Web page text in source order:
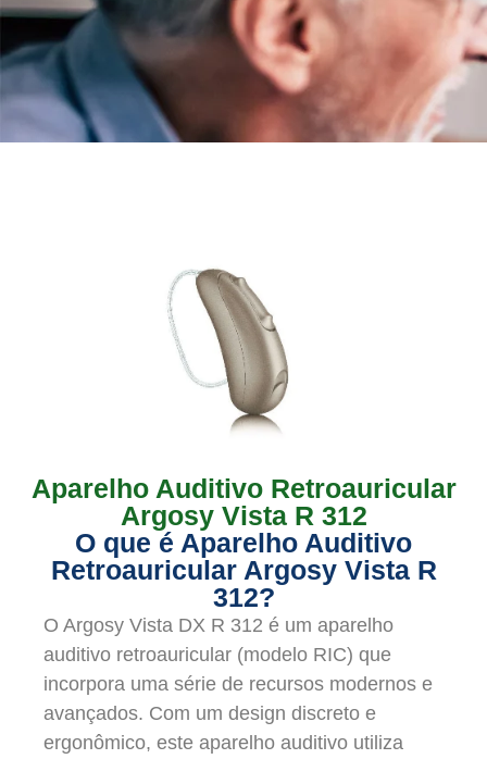
Aparelho Auditivo Retroauricular
Argosy Vista R 312
O que é Aparelho Auditivo
Retroauricular Argosy Vista R
312?
O Argosy Vista DX R 312 é um aparelho
auditivo retroauricular (modelo RIC) que
incorpora uma série de recursos modernos e
avançados. Com um design discreto e
ergonômico, este aparelho auditivo utiliza